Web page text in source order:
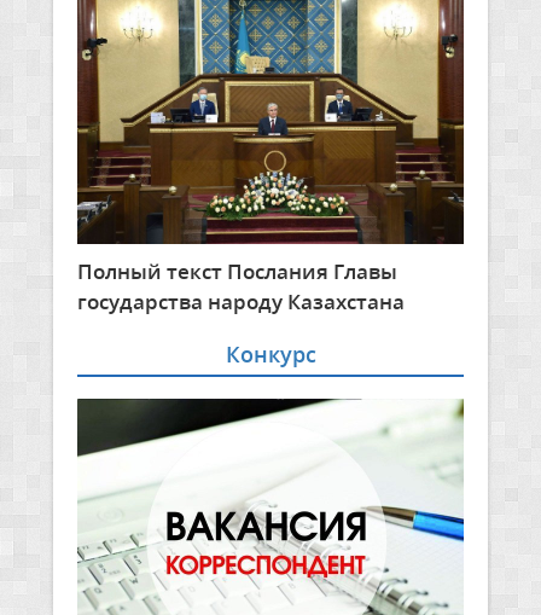
Полный текст Послания Главы
государства народу Казахстана
Конкурс